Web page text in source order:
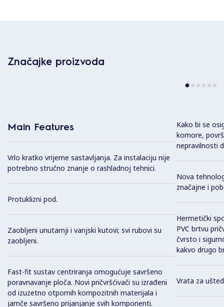
Značajke proizvoda
Main Features
Vrlo kratko vrijeme sastavljanja. Za instalaciju nije
potrebno stručno znanje o rashladnoj tehnici.
Protuklizni pod.
Zaobljeni unutarnji i vanjski kutovi; svi rubovi su
zaobljeni.
Fast-fit sustav centriranja omogućuje savršeno
poravnavanje ploča. Novi pričvršćivači su izrađeni
od izuzetno otpornih kompozitnih materijala i
jamče savršeno prijanjanje svih komponenti.
Kako bi se
komore,
nepravilnosti
Nova
značajne i
Hermetički
PVC brtvu
čvrsto i
kakvo drugo
Vrata za